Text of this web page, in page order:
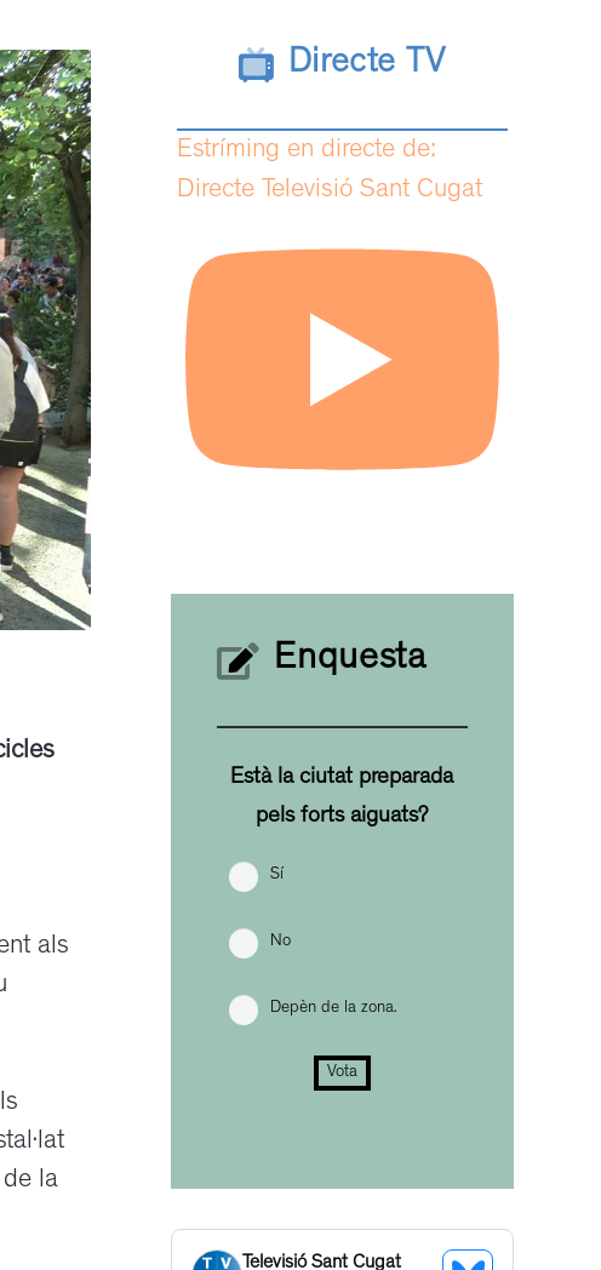
als
la
Directe TV
Estríming en directe de:
Directe Televisió Sant Cugat
Enquesta
Està la ciutat preparada
pels forts aiguats?
Sí
No
Depèn de la zona.
Vota
Televisió Sant Cugat